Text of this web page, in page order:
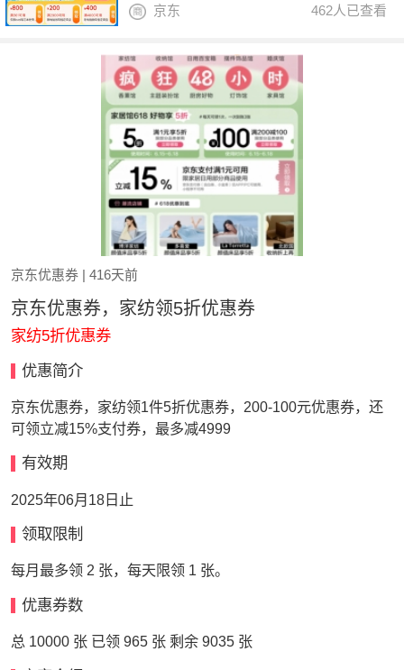
462人已查看
京东
京东优惠券 | 416天前
京东优惠券，家纺领5折优惠券
家纺5折优惠券
优惠简介
京东优惠券，家纺领1件5折优惠券，200-100元优惠券，还
可领立减15%支付券，最多减4999
有效期
2025年06月18日止
领取限制
每月最多领 2 张，每天限领 1 张。
优惠券数
总 10000 张 已领 965 张 剩余 9035 张